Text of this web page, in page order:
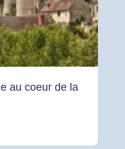
au coeur de la